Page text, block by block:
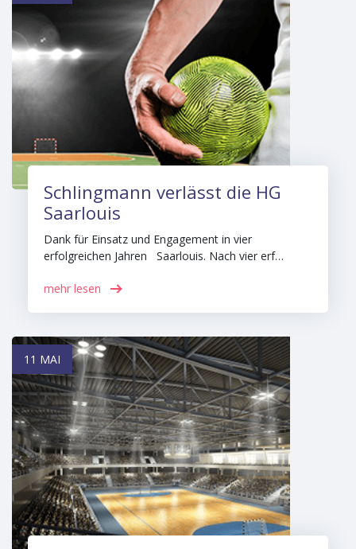
Schlingmann verlässt die HG
Saarlouis
Dank für Einsatz und Engagement in vier
erfolgreichen Jahren Saarlouis. Nach vier erf…
mehr lesen
11 MAI